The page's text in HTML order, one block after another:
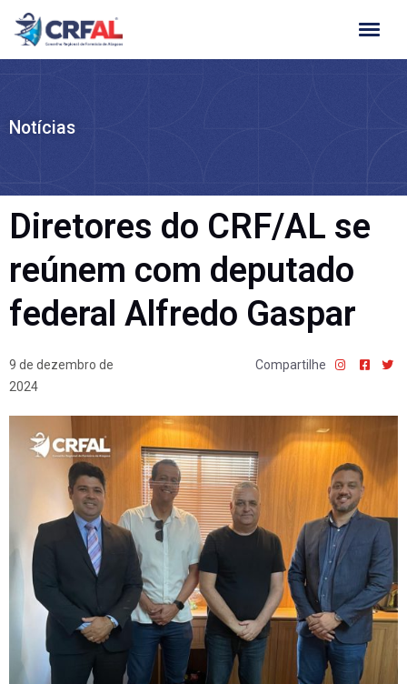
Ir
para
Notícias
Diretores do CRF/AL se
reúnem com deputado
federal Alfredo Gaspar
9 de dezembro de
2024
Compartilhe